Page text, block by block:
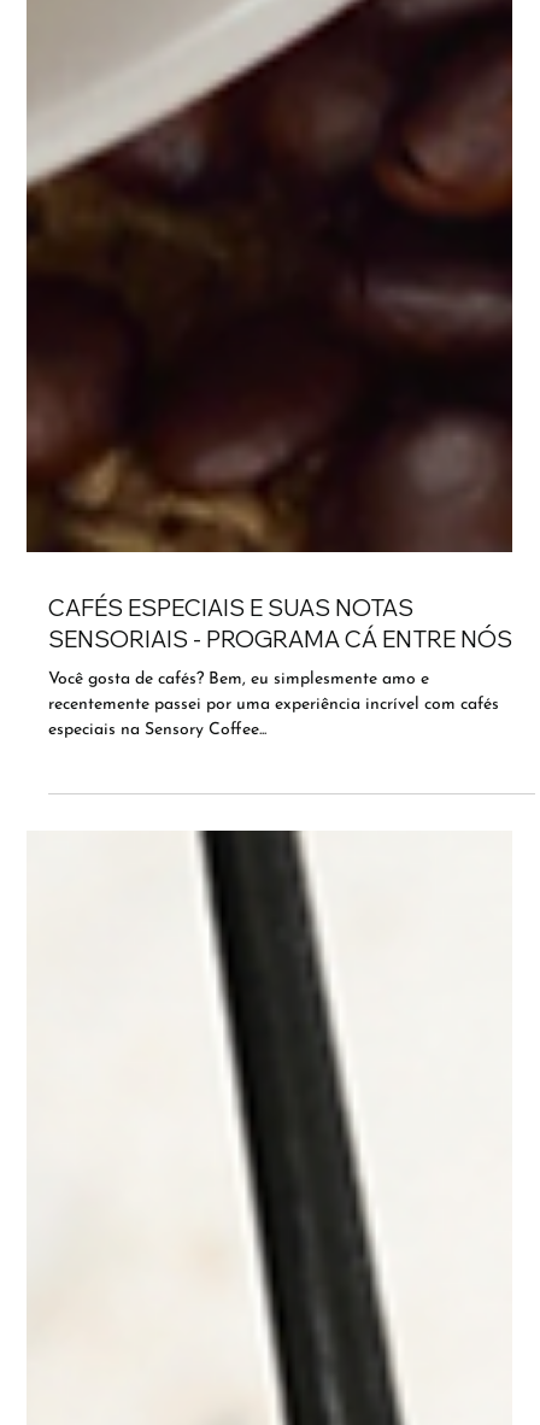
CAFÉS ESPECIAIS E SUAS NOTAS
SENSORIAIS - PROGRAMA CÁ ENTRE NÓS
Você gosta de cafés? Bem, eu simplesmente amo e
recentemente passei por uma experiência incrível com cafés
especiais na Sensory Coffee...